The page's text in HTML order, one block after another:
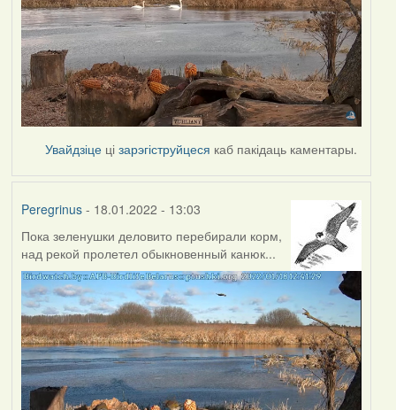
Увайдзіце цізарэгіструйцеся каб пакідаць каментары.
Peregrinus- 18.01.2022 - 13:03
Пока зеленушки деловито перебирали корм,
над рекой пролетел обыкновенный канюк...